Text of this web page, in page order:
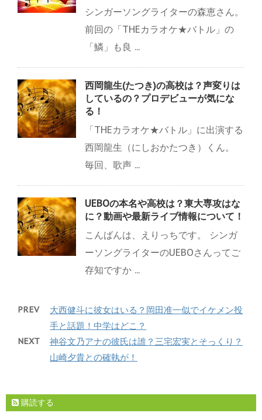
シンガーソングライターの森恵さん。
前回の「THEカラオケ★バトル」の
「鱗」も良 ...
西岡龍生(たつき)の高校は？声変りは
しているの？プロデビューが気にな
る！
「THEカラオケ★バトル」に出演する
西岡龍生（にしおかたつき）くん。
毎回、歌声 ...
UEBOの本名や高校は？東大専攻はな
に？動画や最新ライブ情報について！
こんばんは、えりっちです。 シンガ
ーソングライターのUEBOさんってご
存知ですか ...
PREV
大西健斗に彼女はいる？岡田准一似でイケメン投
手と話題！中学はどこ？
NEXT
神谷文乃アナの彼氏は誰？三宅宏実とそっくり？
山崎夕貴との確執が！
購読する